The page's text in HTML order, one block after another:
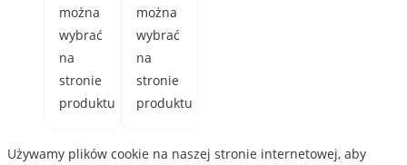
można
wybrać
na
stronie
produktu
można
wybrać
na
stronie
produktu
Używamy plików cookie na naszej stronie internetowej, aby